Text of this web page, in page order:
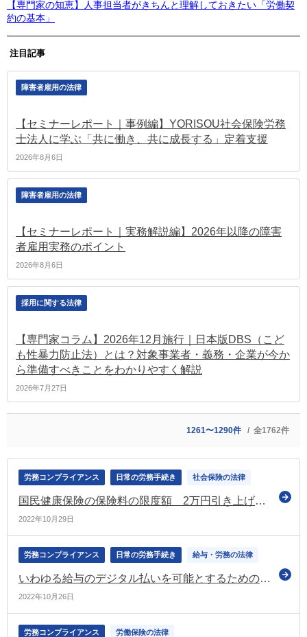
【専門家の知恵】人事担当者がきちんと理解しておきたい「労働契
約の基本」
注目記事
障害者雇用の法律
【セミナーレポート｜事例編】YORISOU社会保険労務
士法人に学ぶ「共に働き、共に成長する」定着支援
2026年8月6日
障害者雇用の法律
【セミナーレポート｜実務解説編】2026年以降の障害
者雇用実務のポイント
2026年8月6日
採用に関する法律
【専門家コラム】2026年12月施行｜日本版DBS（こど
も性暴力防止法）とは？対象事業者・義務・企業が今か
ら準備すべきことをわかりやすく解説
2026年7月27日
1261〜1290件 全1762件
労務コンプライアンス 日常の労務手続き 社会保険の法律
国民健康保険の保険料の限度額 2万円引き上げの案を示す（社保審の医療保険部会）
2022年10月29日
労務コンプライアンス 日常の労務手続き 給与・労務の法律
いわゆる給与のデジタル払いを可能とするための労基則の改正案の要綱を公表（労政審の労働条件分科会）
2022年10月26日
労務コンプライアンス 労働保険の法律